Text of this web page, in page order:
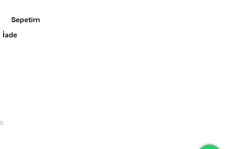
Sepetim
İade